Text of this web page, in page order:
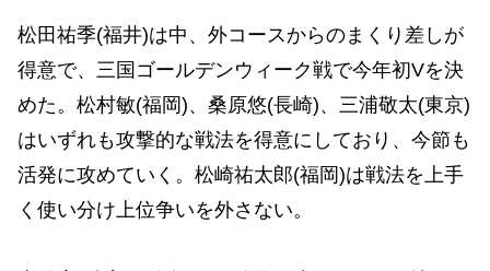
松田祐季(福井)は中、外コースからのまくり差しが
得意で、三国ゴールデンウィーク戦で今年初Vを決
めた。松村敏(福岡)、桑原悠(長崎)、三浦敬太(東京)
はいずれも攻撃的な戦法を得意にしており、今節も
活発に攻めていく。松崎祐太郎(福岡)は戦法を上手
く使い分け上位争いを外さない。